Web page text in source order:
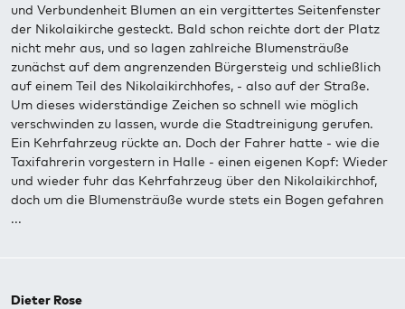
und Verbundenheit Blumen an ein vergittertes Seitenfenster
der Nikolaikirche gesteckt. Bald schon reichte dort der Platz
nicht mehr aus, und so lagen zahlreiche Blumensträuße
zunächst auf dem angrenzenden Bürgersteig und schließlich
auf einem Teil des Nikolaikirchhofes, - also auf der Straße.
Um dieses widerständige Zeichen so schnell wie möglich
verschwinden zu lassen, wurde die Stadtreinigung gerufen.
Ein Kehrfahrzeug rückte an. Doch der Fahrer hatte - wie die
Taxifahrerin vorgestern in Halle - einen eigenen Kopf: Wieder
und wieder fuhr das Kehrfahrzeug über den Nikolaikirchhof,
doch um die Blumensträuße wurde stets ein Bogen gefahren
...
Dieter Rose